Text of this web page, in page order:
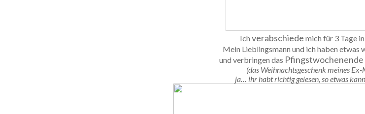
Ich verabschiede mich für 3 Tage
Mein Lieblingsmann und ich haben etwas
und verbringen das Pfingstwochenende
(das Weihnachtsgeschenk meines
ja… ihr habt richtig gelesen, so etwas